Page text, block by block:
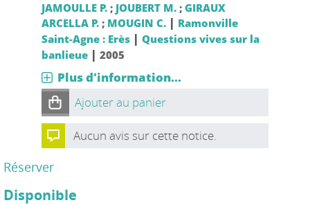
JAMOULLE P.; JOUBERT M.; GIRAUX
ARCELLA P.; MOUGIN C. | Ramonville
Saint-Agne : Erès| Questions vives sur la
banlieue| 2005
Plus d'information...
Ajouter au panier
Aucun avis sur cette notice.
Réserver
Disponible